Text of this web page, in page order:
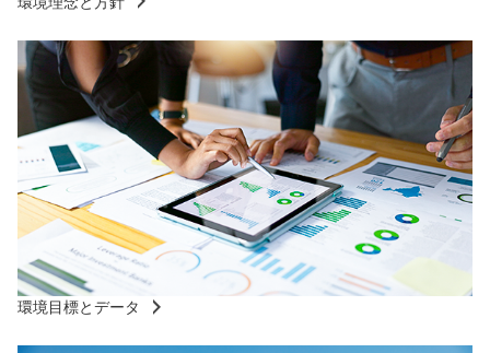
環境目標とデータ